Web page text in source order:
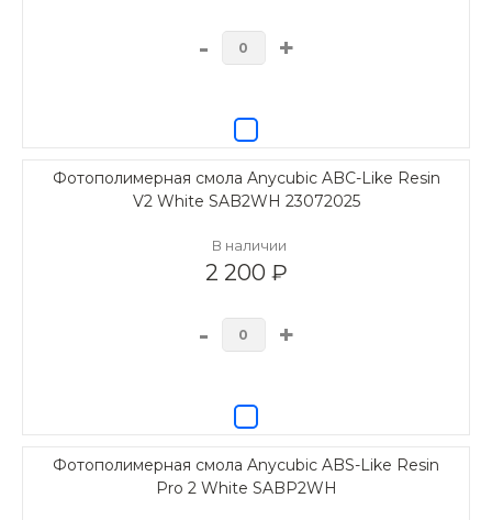
- +
Фотополимерная смола Anycubic ABC-Like Resin
V2 White SAB2WH 23072025
В наличии
2 200 ₽
- +
Фотополимерная смола Anycubic ABS-Like Resin
Pro 2 White SABP2WH